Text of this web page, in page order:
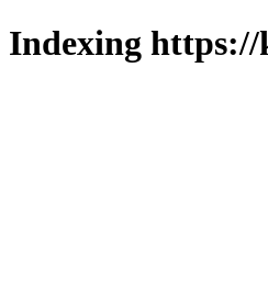
Indexing